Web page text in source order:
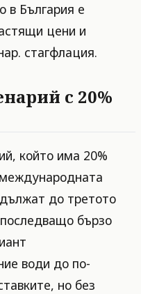
в България е
цени и
стагфлация.
с 20%
който има 20%
до третото
бързо
води до по-
но без